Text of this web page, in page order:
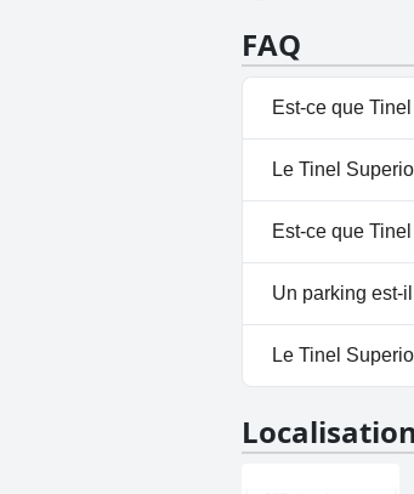
FAQ
Est-ce que
Non, Tinel
Le Tinel
Non, il n'y a
Est-ce que
Non, Tinel
Un parking est-
Non, il n'y a
Le Tinel
Localisation